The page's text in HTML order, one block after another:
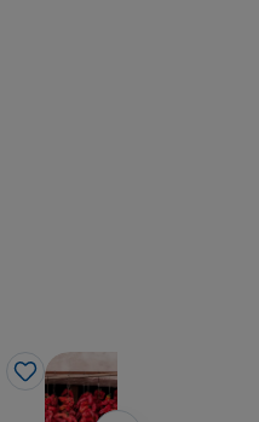
Me gusta